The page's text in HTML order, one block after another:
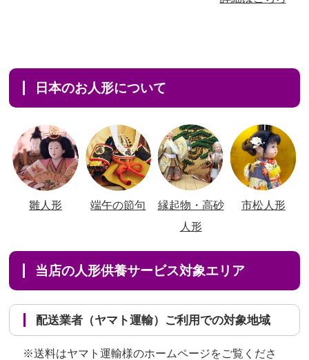
日本のお人形について
雛人形 端午の節句
縁起物・高砂
人形
市松人形
当店の人形供養サービス対象エリア
配送業者（ヤマト運輸）ご利用での対象地域
※送料はヤマト運輸様のホームページをご覧くださ